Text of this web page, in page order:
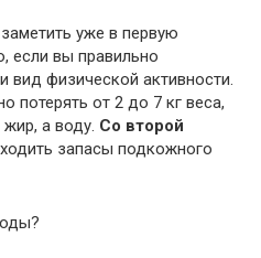
уже в первую
если вы правильно
вид физической активности.
потерять от 2 до 7 кг веса,
жир, а воду. Со второй
запасы подкожного